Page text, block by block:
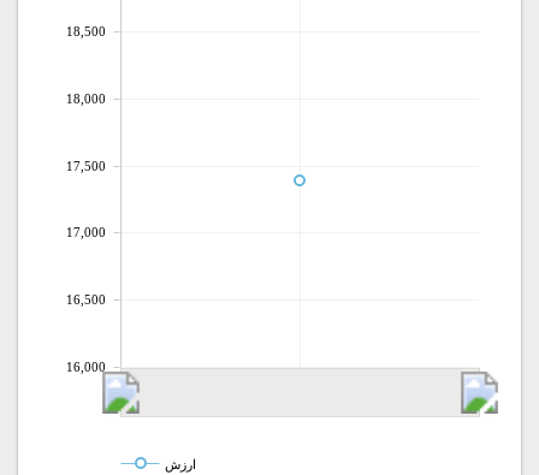
16,000
16,500
17,000
17,500
18,000
18,500
ارزش